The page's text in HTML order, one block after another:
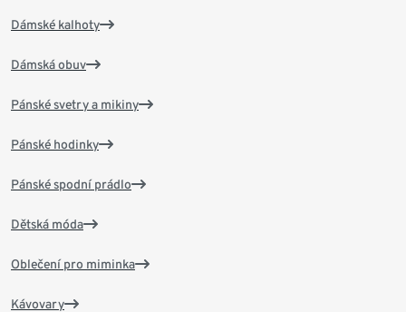
Dámské kalhoty
Dámská obuv
Pánské svetry a mikiny
Pánské hodinky
Pánské spodní prádlo
Dětská móda
Oblečení pro miminka
Kávovary